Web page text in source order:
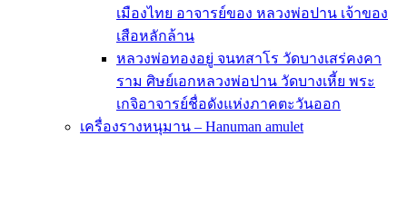
เมืองไทย อาจารย์ของ หลวงพ่อปาน เจ้าของ
เสือหลักล้าน
หลวงพ่อทองอยู่ จนทสาโร วัดบางเสร่คงคา
ราม ศิษย์เอกหลวงพ่อปาน วัดบางเหี้ย พระ
เกจิอาจารย์ชื่อดังแห่งภาคตะวันออก
เครื่องรางหนุมาน – Hanuman amulet